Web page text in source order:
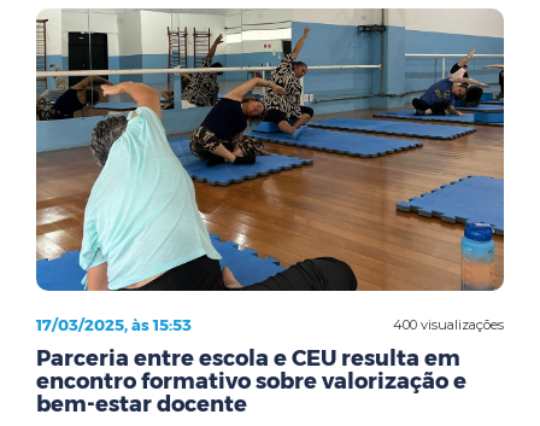
400 visualizações
17/03/2025, às 15:53
Parceria entre escola e CEU resulta em
encontro formativo sobre valorização e
bem-estar docente